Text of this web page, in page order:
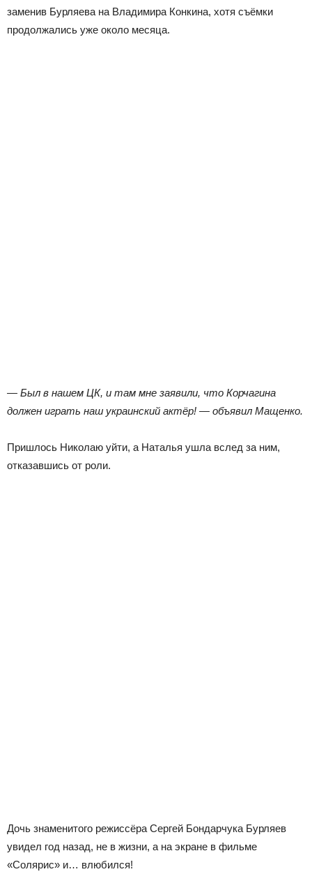
заменив Бурляева на Владимира Конкина, хотя съёмки
продолжались уже около месяца.
— Был в нашем ЦК, и там мне заявили, что Корчагина
должен играть наш украинский актёр! — объявил Мащенко.
Пришлось Николаю уйти, а Наталья ушла вслед за ним,
отказавшись от роли.
Дочь знаменитого режиссёра Сергей Бондарчука Бурляев
увидел год назад, не в жизни, а на экране в фильме
«Солярис» и… влюбился!